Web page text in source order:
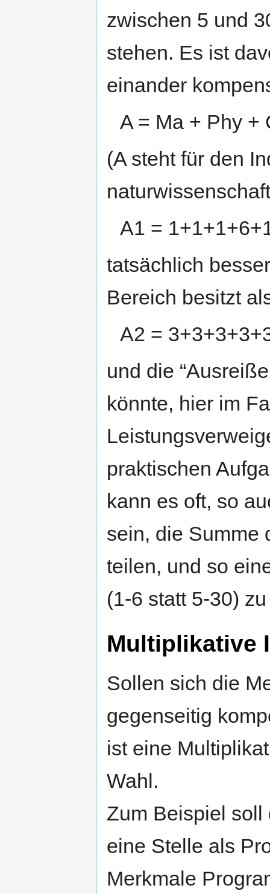
zwischen 5 und
stehen. Es ist
einander
A = Ma + Phy +
(A steht für den
A1 =
tatsächlich
Bereich besitzt
A2 =
und die
könnte, hier im
praktischen
kann es oft, so
sein, die Summe
teilen, und so
(1-6 statt 5-30)
Multiplikative
Sollen sich die
gegenseitig
ist eine
Wahl.
Zum Beispiel
eine Stelle als
Merkmale